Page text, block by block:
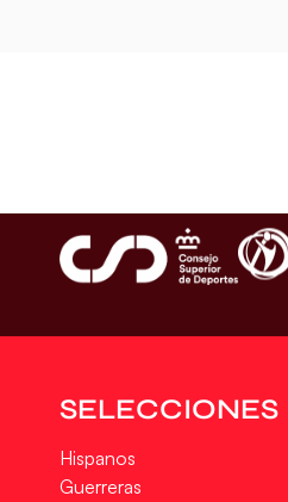
SELECCIONES
Hispanos
Guerreras